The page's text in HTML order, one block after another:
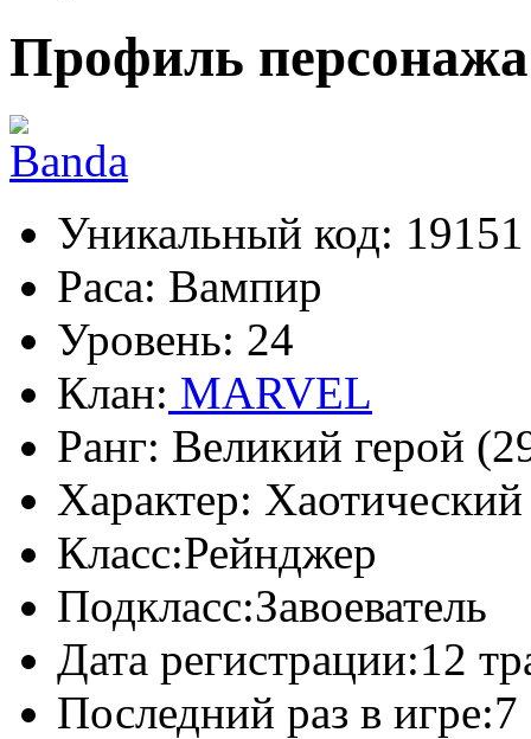
Профиль
Уникальный код: 19151
Раса: Вампир
Уровень: 24
Клан: MARVEL
Ранг: Великий герой
Характер:
Класс:Рейнджер
Подкласс:Завоеватель
Дата регистрации:12
Последний раз в игре:7